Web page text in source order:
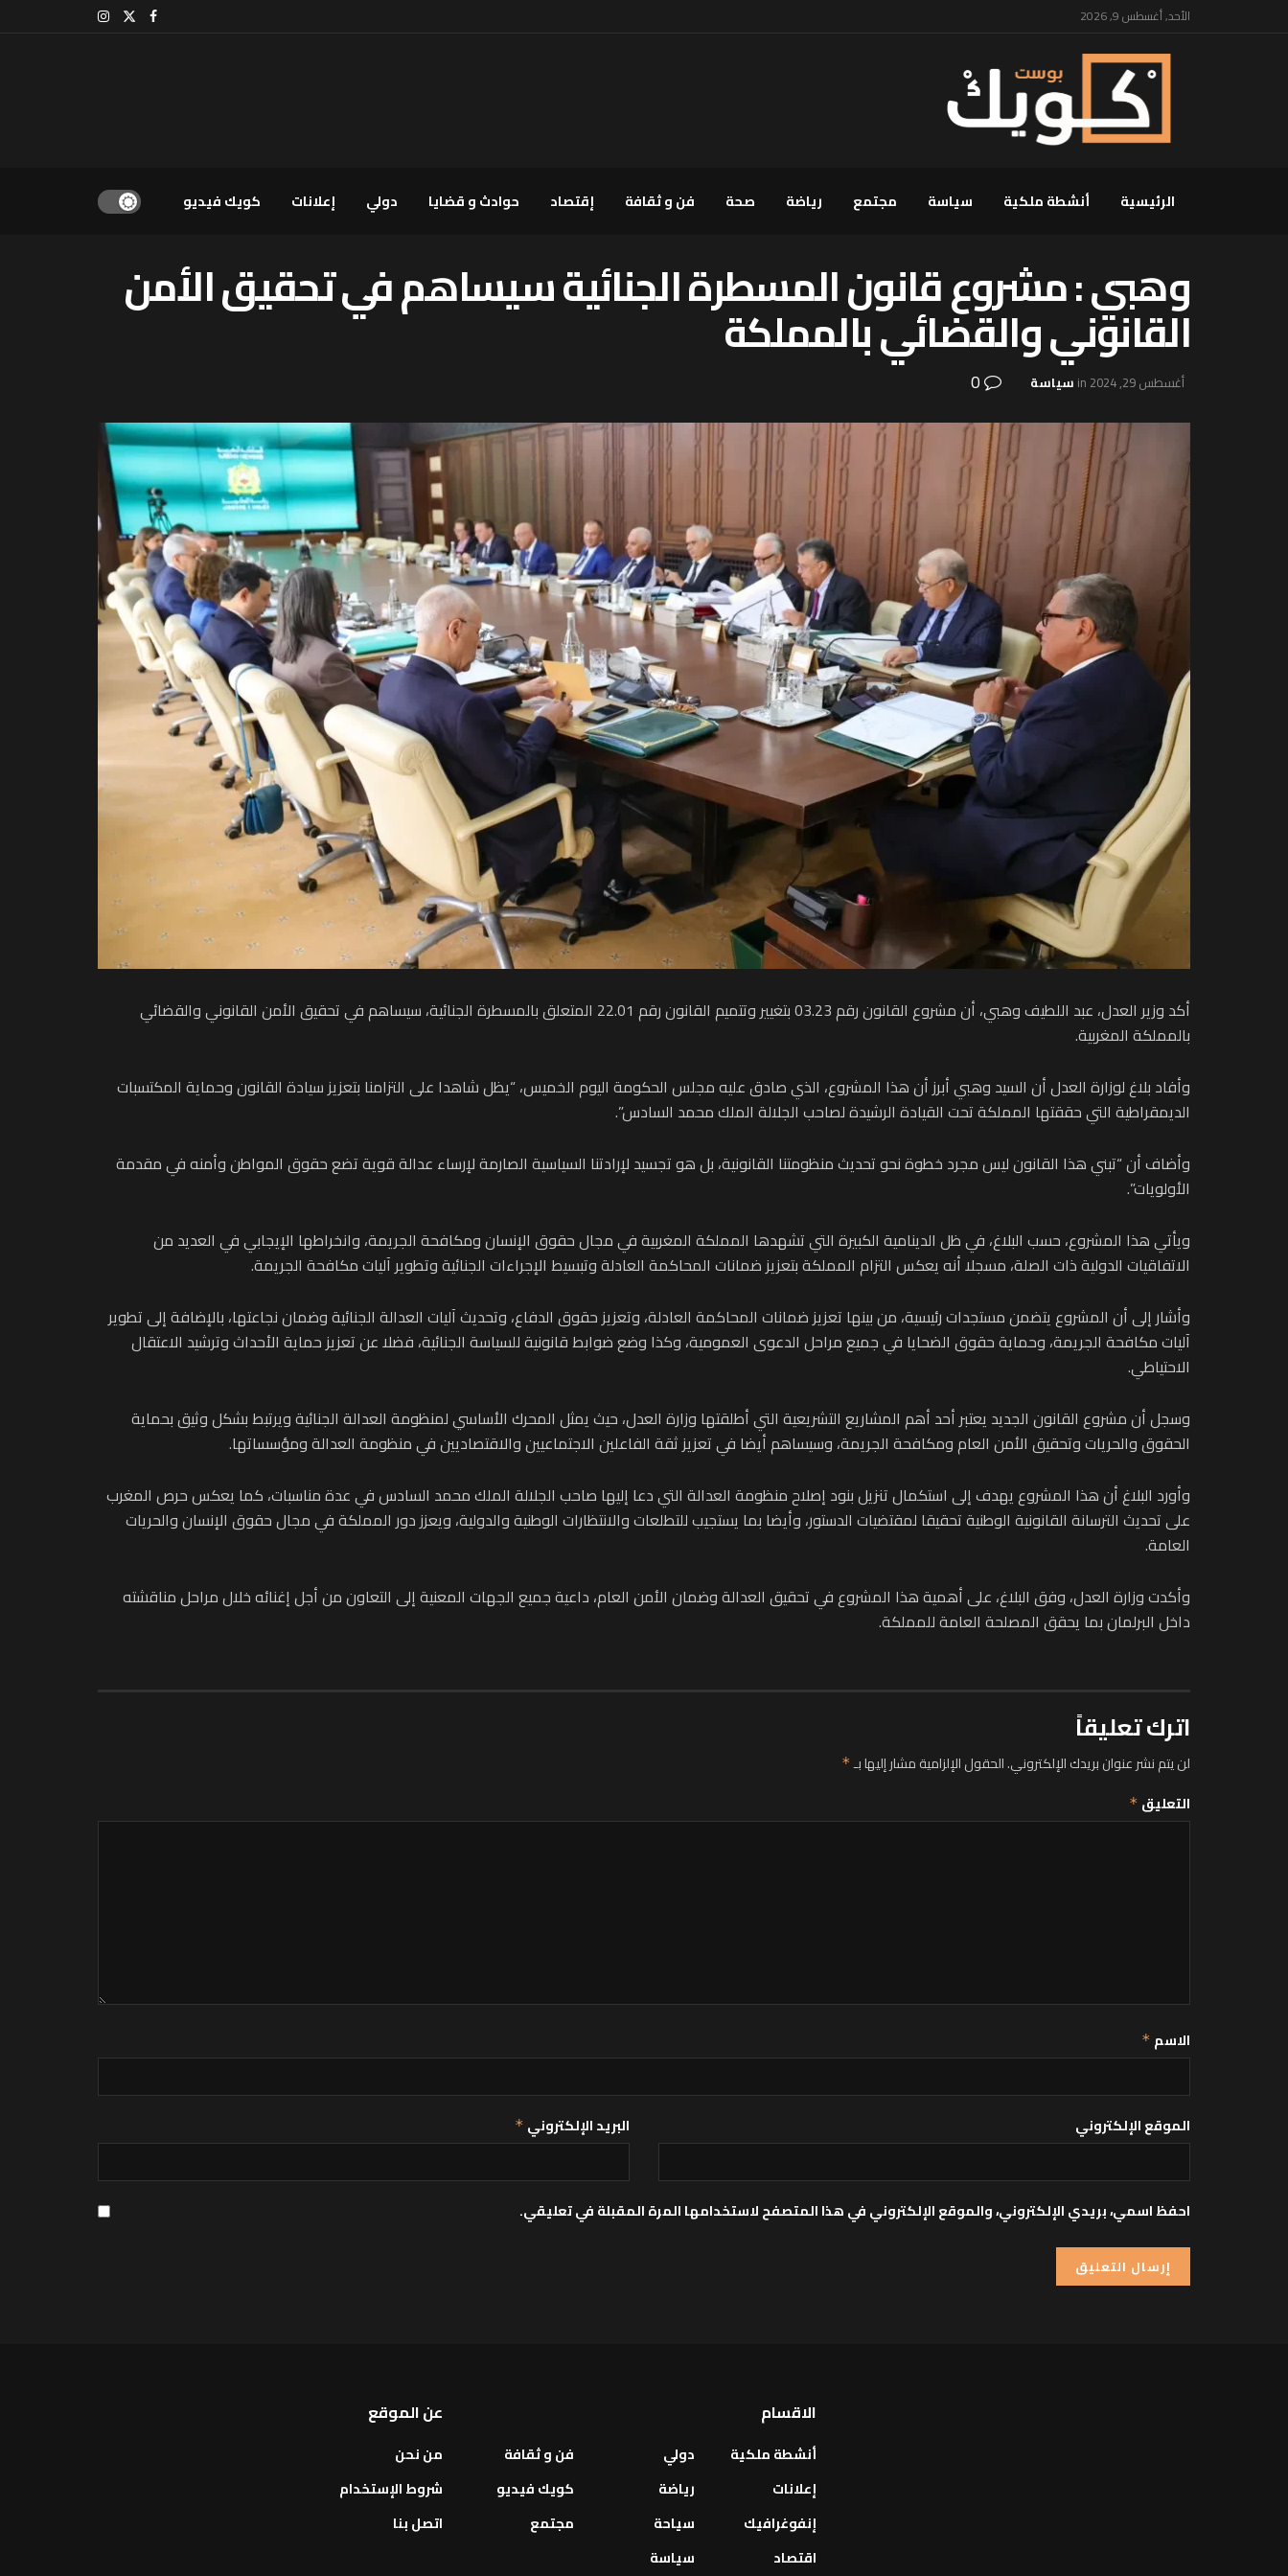
الأحد, أغسطس 9, 2026
الرئيسية أنشطة ملكية سياسة مجتمع رياضة صحة فن و ثقافة إقتصاد حوادث و قضايا دولي إعلانات كويك فيديو
وهبي : مشروع قانون المسطرة الجنائية سيساهم في تحقيق الأمن
القانوني والقضائي بالمملكة
أغسطس 29, 2024 in سياسة
أكد وزير العدل، عبد اللطيف وهبي، أن مشروع القانون رقم 03.23 بتغيير وتتميم القانون رقم 22.01 المتعلق بالمسطرة الجنائية، سيساهم في تحقيق الأمن القانوني والقضائي
بالمملكة المغربية.
وأفاد بلاغ لوزارة العدل أن السيد وهبي أبرز أن هذا المشروع، الذي صادق عليه مجلس الحكومة اليوم الخميس، “يظل شاهدا على التزامنا بتعزيز سيادة القانون وحماية المكتسبات
الديمقراطية التي حققتها المملكة تحت القيادة الرشيدة لصاحب الجلالة الملك محمد السادس”.
وأضاف أن “تبني هذا القانون ليس مجرد خطوة نحو تحديث منظومتنا القانونية، بل هو تجسيد لإرادتنا السياسية الصارمة لإرساء عدالة قوية تضع حقوق المواطن وأمنه في مقدمة
الأولويات”.
ويأتي هذا المشروع، حسب البلاغ، في ظل الدينامية الكبيرة التي تشهدها المملكة المغربية في مجال حقوق الإنسان ومكافحة الجريمة، وانخراطها الإيجابي في العديد من
الاتفاقيات الدولية ذات الصلة، مسجلا أنه يعكس التزام المملكة بتعزيز ضمانات المحاكمة العادلة وتبسيط الإجراءات الجنائية وتطوير آليات مكافحة الجريمة.
وأشار إلى أن المشروع يتضمن مستجدات رئيسية، من بينها تعزيز ضمانات المحاكمة العادلة، وتعزيز حقوق الدفاع، وتحديث آليات العدالة الجنائية وضمان نجاعتها، بالإضافة إلى تطوير
آليات مكافحة الجريمة، وحماية حقوق الضحايا في جميع مراحل الدعوى العمومية، وكذا وضع ضوابط قانونية للسياسة الجنائية، فضلا عن تعزيز حماية الأحداث وترشيد الاعتقال
الاحتياطي.
وسجل أن مشروع القانون الجديد يعتبر أحد أهم المشاريع التشريعية التي أطلقتها وزارة العدل، حيث يمثل المحرك الأساسي لمنظومة العدالة الجنائية ويرتبط بشكل وثيق بحماية
الحقوق والحريات وتحقيق الأمن العام ومكافحة الجريمة، وسيساهم أيضا في تعزيز ثقة الفاعلين الاجتماعيين والاقتصاديين في منظومة العدالة ومؤسساتها.
وأورد البلاغ أن هذا المشروع يهدف إلى استكمال تنزيل بنود إصلاح منظومة العدالة التي دعا إليها صاحب الجلالة الملك محمد السادس في عدة مناسبات، كما يعكس حرص المغرب
على تحديث الترسانة القانونية الوطنية تحقيقا لمقتضيات الدستور، وأيضا بما يستجيب للتطلعات والانتظارات الوطنية والدولية، ويعزز دور المملكة في مجال حقوق الإنسان والحريات
العامة.
وأكدت وزارة العدل، وفق البلاغ، على أهمية هذا المشروع في تحقيق العدالة وضمان الأمن العام، داعية جميع الجهات المعنية إلى التعاون من أجل إغنائه خلال مراحل مناقشته
داخل البرلمان بما يحقق المصلحة العامة للمملكة.
اترك تعليقاً
لن يتم نشر عنوان بريدك الإلكتروني.الحقول الإلزامية مشار إليها بـ*
التعليق *
الاسم *
البريد الإلكتروني * الموقع الإلكتروني
احفظ اسمي، بريدي الإلكتروني، والموقع الإلكتروني في هذا المتصفح لاستخدامها المرة المقبلة في تعليقي.
الاقسام
أنشطة ملكية
إعلانات
إنفوغرافيك
اقتصاد
دولي
رياضة
سياحة
سياسة
فن و ثقافة
كويك فيديو
مجتمع
عن الموقع
من نحن
شروط الإستخدام
اتصل بنا